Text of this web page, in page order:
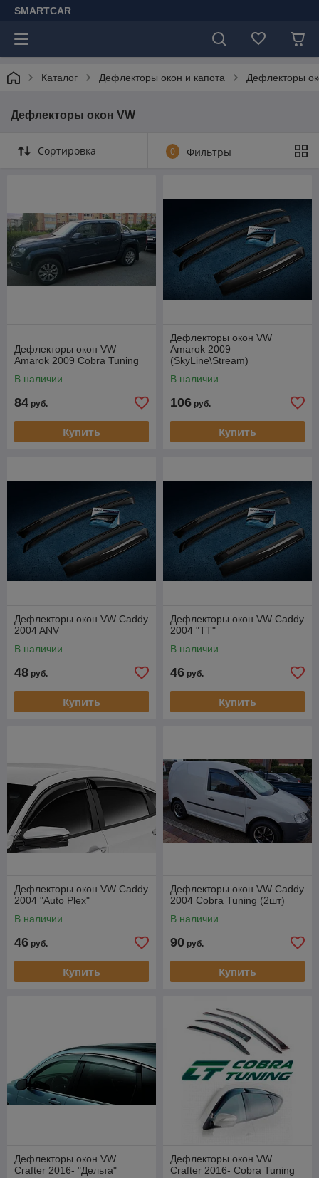
SMARTCAR
Каталог Дефлекторы окон и капота Дефлекторы
Дефлекторы окон VW
Сортировка 0 Фильтры
Дефлекторы окон VW
Amarok 2009 Cobra Tuning
В наличии
84 руб.
Купить
Дефлекторы окон VW
Amarok 2009
(SkyLine\Stream)
В наличии
106 руб.
Купить
Дефлекторы окон VW Caddy
2004 ANV
В наличии
48 руб.
Купить
Дефлекторы окон VW Caddy
2004 "ТТ"
В наличии
46 руб.
Купить
Дефлекторы окон VW Caddy
2004 "Auto Plex"
В наличии
46 руб.
Купить
Дефлекторы окон VW Caddy
2004 Cobra Tuning (2шт)
В наличии
90 руб.
Купить
Дефлекторы окон VW
Crafter 2016- "Дельта"
Дефлекторы окон VW
Crafter 2016- Cobra Tuning